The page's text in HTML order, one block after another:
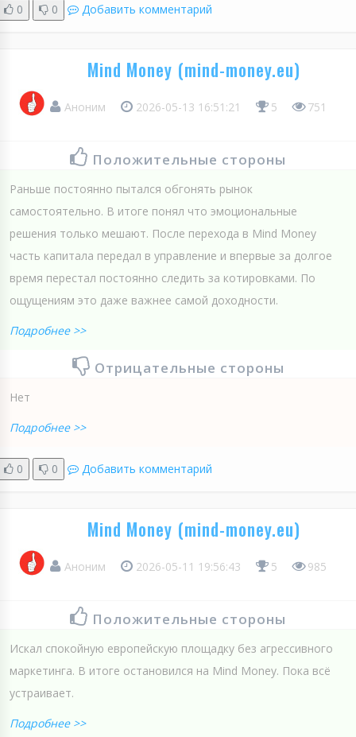
0 0 Добавить комментарий
Mind Money (mind-money.eu)
Аноним 2026-05-13 16:51:21 5 751
Положительные стороны
Раньше постоянно пытался обгонять рынок
самостоятельно. В итоге понял что эмоциональные
решения только мешают. После перехода в Mind Money
часть капитала передал в управление и впервые за долгое
время перестал постоянно следить за котировками. По
ощущениям это даже важнее самой доходности.
Подробнее >>
Отрицательные стороны
Нет
Подробнее >>
0 0 Добавить комментарий
Mind Money (mind-money.eu)
Аноним 2026-05-11 19:56:43 5 985
Положительные стороны
Искал спокойную европейскую площадку без агрессивного
маркетинга. В итоге остановился на Mind Money. Пока всё
устраивает.
Подробнее >>